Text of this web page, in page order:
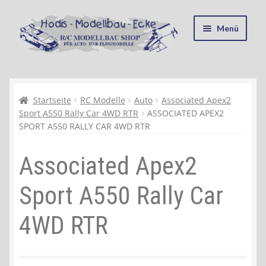
Zur
Navigation
springen
Zum
Inhalt
springen
Menü
Kasse
Mein Konto
Recycling, Entsorgung und Umwelt
Shop
Warenkorb
Ablauf einer Bestellung
Startseite RC Modelle Auto
Associated Apex2
Sport A550 Rally Car 4WD RTR
ASSOCIATED APEX2
SPORT A550 RALLY CAR 4WD RTR
Associated Apex2
Sport A550 Rally Car
4WD RTR